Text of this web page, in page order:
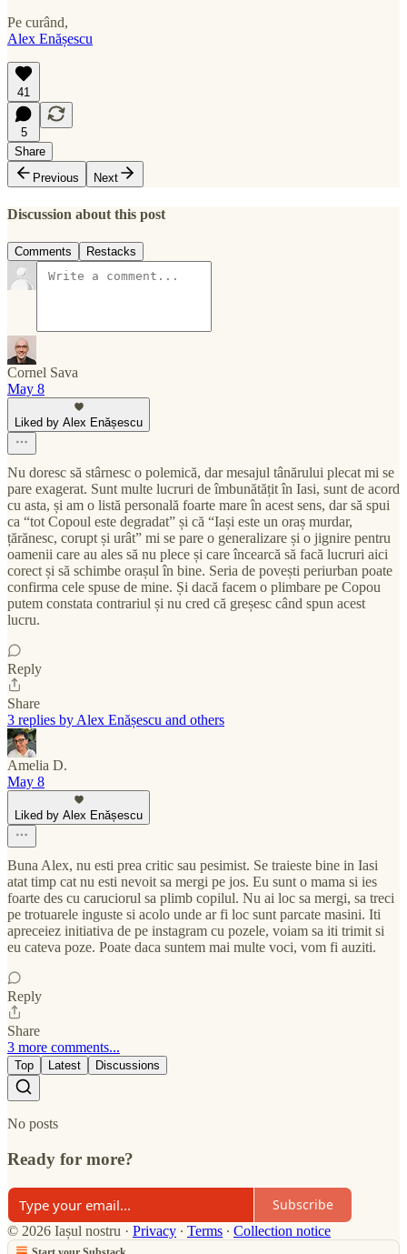
Pe curând,
Alex Enășescu
41
5
Share
Previous
Next
Discussion about this post
Comments Restacks
Cornel Sava
May 8
Liked by Alex Enășescu
Nu doresc să stârnesc o polemică, dar mesajul tânărului plecat mi se
pare exagerat. Sunt multe lucruri de îmbunătățit în Iasi, sunt de acord
cu asta, și am o listă personală foarte mare în acest sens, dar să spui
ca “tot Copoul este degradat” și că “Iași este un oraș murdar,
țărănesc, corupt și urât” mi se pare o generalizare și o jignire pentru
oamenii care au ales să nu plece și care încearcă să facă lucruri aici
corect și să schimbe orașul în bine. Seria de povești periurban poate
confirma cele spuse de mine. Și dacă facem o plimbare pe Copou
putem constata contrariul și nu cred că greșesc când spun acest
lucru.
Reply
Share
3 replies by Alex Enășescu and others
Amelia D.
May 8
Liked by Alex Enășescu
Buna Alex, nu esti prea critic sau pesimist. Se traieste bine in Iasi
atat timp cat nu esti nevoit sa mergi pe jos. Eu sunt o mama si ies
foarte des cu caruciorul sa plimb copilul. Nu ai loc sa mergi, sa treci
pe trotuarele inguste si acolo unde ar fi loc sunt parcate masini. Iti
apreceiez initiativa de pe instagram cu pozele, voiam sa iti trimit si
eu cateva poze. Poate daca suntem mai multe voci, vom fi auziti.
Reply
Share
3 more comments...
Top Latest Discussions
No posts
Ready for more?
Subscribe
© 2026 Iașul nostru · Privacy ∙ Terms ∙ Collection notice